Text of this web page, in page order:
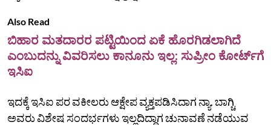
Also Read
ಬಿಹಾರ ಮತದಾರರ ಪಟ್ಟಿಯಿಂದ ಏಕೆ ಹೊರಗಿಡಲಾಗಿದೆ
ಎಂಬುದನ್ನು ವಿವರಿಸಲು ಕಾನೂನು ಇಲ್ಲ: ಸುಪ್ರೀಂ ಕೋರ್ಟ್‌ಗೆ
ಇಸಿಐ
ಇದಕ್ಕೆ ಇಸಿಐ ಪರ ವಕೀಲರು ಆಕ್ಷೇಪ ವ್ಯಕ್ತಪಡಿಸಿದಾಗ ನ್ಯಾ. ಬಾಗ್ಚಿ
ಅವರು ವಿಶೇಷ ಸಂದರ್ಭಗಳು ಇಲ್ಲದಿದ್ದಾಗ ಚುನಾವಣೆ ನಡೆಯುವ